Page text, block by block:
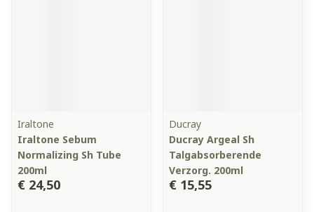
Iraltone
Iraltone Sebum
Normalizing Sh Tube
200ml
€ 24,50
Ducray
Ducray Argeal Sh
Talgabsorberende
Verzorg. 200ml
€ 15,55